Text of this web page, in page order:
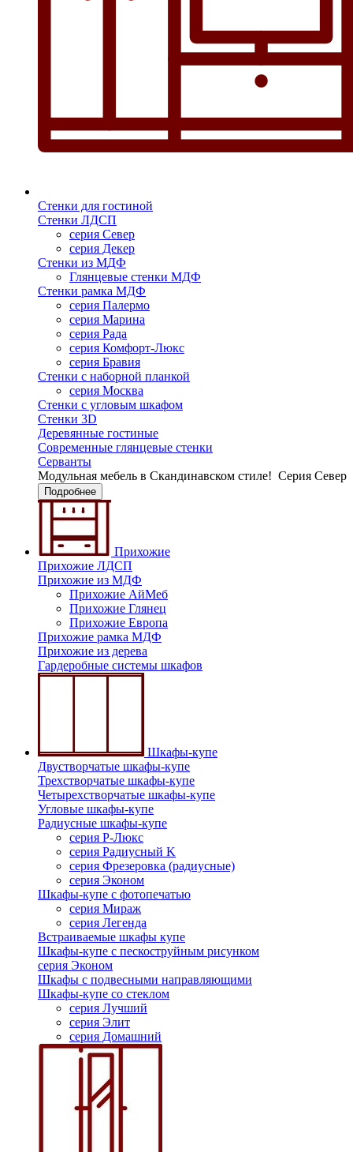
Стенки для гостиной
Стенки ЛДСП
серия Север
серия Декер
Стенки из МДФ
Глянцевые стенки МДФ
Стенки рамка МДФ
серия Палермо
серия Марина
серия Рада
серия Комфорт-Люкс
серия Бравия
Стенки с наборной планкой
серия Москва
Стенки с угловым шкафом
Стенки 3D
Деревянные гостиные
Современные глянцевые стенки
Серванты
Модульная мебель в Скандинавском стиле! Серия Север
Подробнее
Прихожие
Прихожие ЛДСП
Прихожие из МДФ
Прихожие АйМеб
Прихожие Глянец
Прихожие Европа
Прихожие рамка МДФ
Прихожие из дерева
Гардеробные системы шкафов
Шкафы-купе
Двустворчатые шкафы-купе
Трехстворчатые шкафы-купе
Четырехстворчатые шкафы-купе
Угловые шкафы-купе
Радиусные шкафы-купе
серия Р-Люкс
серия Радиусный K
серия Фрезеровка (радиусные)
серия Эконом
Шкафы-купе с фотопечатью
серия Мираж
серия Легенда
Встраиваемые шкафы купе
Шкафы-купе с пескоструйным рисунком
серия Эконом
Шкафы с подвесными направляющими
Шкафы-купе со стеклом
серия Лучший
серия Элит
серия Домашний